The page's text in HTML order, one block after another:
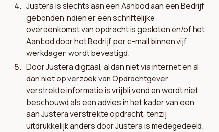
Justera is slechts aan een Aanbod aan een Bedrijf
gebonden indien er een schriftelijke
overeenkomst van opdracht is gesloten en/of het
Aanbod door het Bedrijf per e-mail binnen vijf
werkdagen wordt bevestigd.
Door Justera digitaal, al dan niet via internet en al
dan niet op verzoek van Opdrachtgever
verstrekte informatie is vrijblijvend en wordt niet
beschouwd als een advies in het kader van een
aan Justera verstrekte opdracht, tenzij
uitdrukkelijk anders door Justera is medegedeeld.